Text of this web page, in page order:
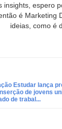
insights, espero
é
ideias, como é
Estudar lança
de jovens
de trabal...